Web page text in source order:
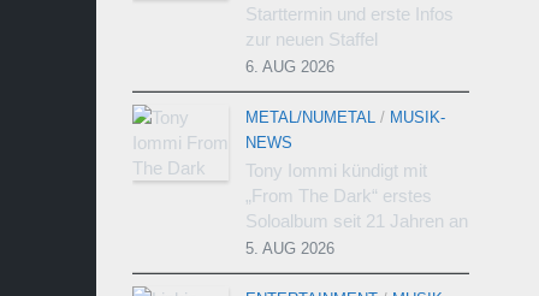
Starttermin und erste Infos
zur neuen Staffel
6. AUG 2026
METAL/NUMETAL / MUSIK-
NEWS
Tony Iommi kündigt mit
„From The Dark“ erstes
Soloalbum seit 21 Jahren an
5. AUG 2026